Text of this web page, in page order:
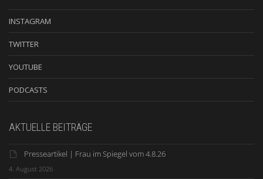
INSTAGRAM
TWITTER
YOUTUBE
PODCASTS
AKTUELLE BEITRÄGE
Presseartikel | Frau im Spiegel vom 4.8.26
4. August 2026